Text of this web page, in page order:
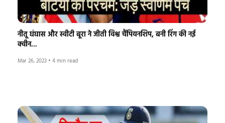
नीतू घंघास और स्वीटी बूरा ने जीती विश्व चैंपियनशिप, बनी रिंग की नई
क्वीन...
Mar 26, 2023 • 4 min read